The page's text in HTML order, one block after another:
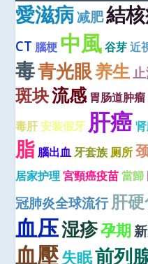
愛滋病减肥結
CT 腦梗 中風 谷芽 近
毒青光眼养生
斑块流感 胃肠道肿瘤
毒肝安装假牙 肝癌
脂 腦出血 牙套族厕所
居家护理宮頸癌疫苗 當歸
冠肺炎全球流行肝
血压湿疹孕期
血壓失眠前列